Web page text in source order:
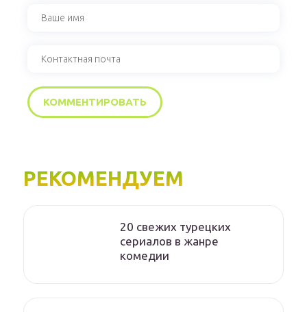
РЕКОМЕНДУЕМ
20 свежих турецких
сериалов в жанре
комедии